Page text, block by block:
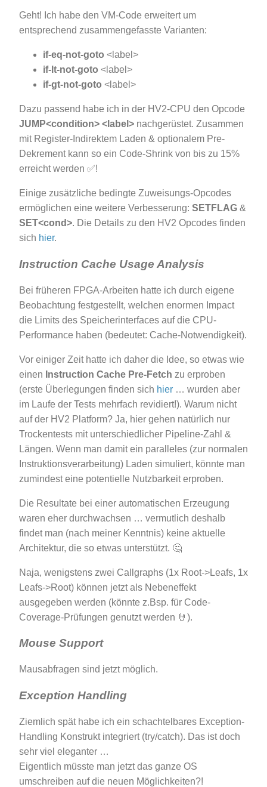
Geht! Ich habe den VM-Code erweitert um
entsprechend zusammengefasste Varianten:
if-eq-not-goto <label>
if-lt-not-goto <label>
if-gt-not-goto <label>
Dazu passend habe ich in der HV2-CPU den Opcode
JUMP<condition> <label> nachgerüstet. Zusammen
mit Register-Indirektem Laden & optionalem Pre-
Dekrement kann so ein Code-Shrink von bis zu 15%
erreicht werden ✅!
Einige zusätzliche bedingte Zuweisungs-Opcodes
ermöglichen eine weitere Verbesserung: SETFLAG &
SET<cond>. Die Details zu den HV2 Opcodes finden
sich hier.
Instruction Cache Usage Analysis
Bei früheren FPGA-Arbeiten hatte ich durch eigene
Beobachtung festgestellt, welchen enormen Impact
die Limits des Speicherinterfaces auf die CPU-
Performance haben (bedeutet: Cache-Notwendigkeit).
Vor einiger Zeit hatte ich daher die Idee, so etwas wie
einen Instruction Cache Pre-Fetch zu erproben
(erste Überlegungen finden sich hier … wurden aber
im Laufe der Tests mehrfach revidiert!). Warum nicht
auf der HV2 Platform? Ja, hier gehen natürlich nur
Trockentests mit unterschiedlicher Pipeline-Zahl &
Längen. Wenn man damit ein paralleles (zur normalen
Instruktionsverarbeitung) Laden simuliert, könnte man
zumindest eine potentielle Nutzbarkeit erproben.
Die Resultate bei einer automatischen Erzeugung
waren eher durchwachsen … vermutlich deshalb
findet man (nach meiner Kenntnis) keine aktuelle
Architektur, die so etwas unterstützt. 🤔
Naja, wenigstens zwei Callgraphs (1x Root->Leafs, 1x
Leafs->Root) können jetzt als Nebeneffekt
ausgegeben werden (könnte z.Bsp. für Code-
Coverage-Prüfungen genutzt werden 🤘).
Mouse Support
Mausabfragen sind jetzt möglich.
Exception Handling
Ziemlich spät habe ich ein schachtelbares Exception-
Handling Konstrukt integriert (try/catch). Das ist doch
sehr viel eleganter …
Eigentlich müsste man jetzt das ganze OS
umschreiben auf die neuen Möglichkeiten?!